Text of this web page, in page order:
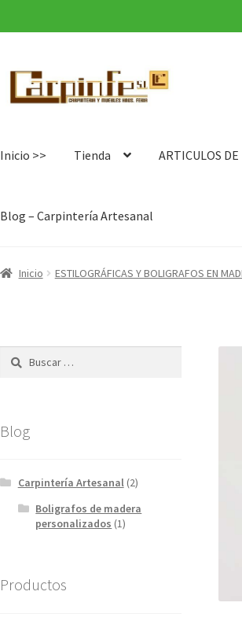
Inicio >> Tienda ARTICULOS DE
Blog – Carpintería Artesanal
Inicio ESTILOGRÁFICAS Y BOLIGRAFOS EN
Buscar:
Blog
Carpintería Artesanal(2)
Boligrafos de madera
personalizados (1)
Productos